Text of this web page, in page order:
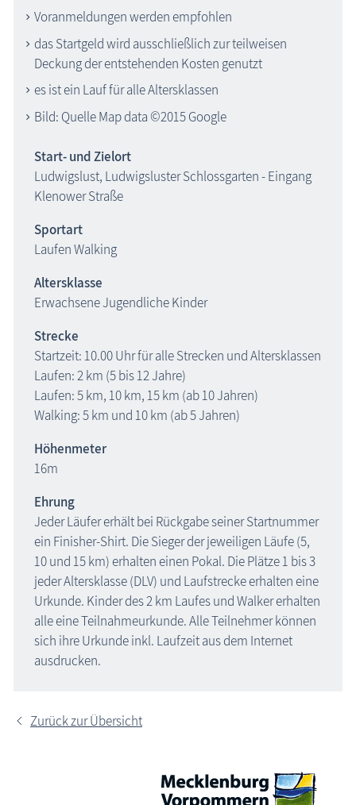
Voranmeldungen werden empfohlen
das Startgeld wird ausschließlich zur teilweisen
Deckung der entstehenden Kosten genutzt
es ist ein Lauf für alle Altersklassen
Bild: Quelle Map data ©2015 Google
Start- und Zielort
Ludwigslust, Ludwigsluster Schlossgarten - Eingang
Klenower Straße
Sportart
Laufen Walking
Altersklasse
Erwachsene Jugendliche Kinder
Strecke
Startzeit: 10.00 Uhr für alle Strecken und Altersklassen
Laufen: 2 km (5 bis 12 Jahre)
Laufen: 5 km, 10 km, 15 km (ab 10 Jahren)
Walking: 5 km und 10 km (ab 5 Jahren)
Höhenmeter
16m
Ehrung
Jeder Läufer erhält bei Rückgabe seiner Startnummer
ein Finisher-Shirt. Die Sieger der jeweiligen Läufe (5,
10 und 15 km) erhalten einen Pokal. Die Plätze 1 bis 3
jeder Altersklasse (DLV) und Laufstrecke erhalten eine
Urkunde. Kinder des 2 km Laufes und Walker erhalten
alle eine Teilnahmeurkunde. Alle Teilnehmer können
sich ihre Urkunde inkl. Laufzeit aus dem Internet
ausdrucken.
Zurück zur Übersicht